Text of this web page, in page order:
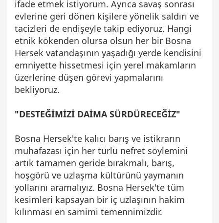
ifade etmek istiyorum. Ayrıca savaş sonrası
evlerine geri dönen kişilere yönelik saldırı ve
tacizleri de endişeyle takip ediyoruz. Hangi
etnik kökenden olursa olsun her bir Bosna
Hersek vatandaşının yaşadığı yerde kendisini
emniyette hissetmesi için yerel makamların
üzerlerine düşen görevi yapmalarını
bekliyoruz.
"DESTEĞİMİZİ DAİMA SÜRDÜRECEĞİZ"
Bosna Hersek'te kalıcı barış ve istikrarın
muhafazası için her türlü nefret söylemini
artık tamamen geride bırakmalı, barış,
hoşgörü ve uzlaşma kültürünü yaymanın
yollarını aramalıyız. Bosna Hersek'te tüm
kesimleri kapsayan bir iç uzlaşının hakim
kılınması en samimi temennimizdir.